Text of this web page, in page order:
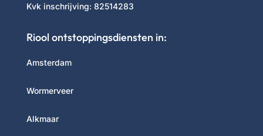
Kvk inschrijving: 82514283
Riool ontstoppingsdiensten in:
Amsterdam
Wormerveer
Alkmaar